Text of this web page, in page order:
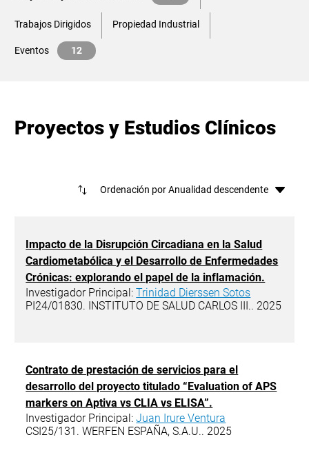
Trabajos Dirigidos Propiedad Industrial
Eventos 12
Proyectos y Estudios Clínicos
Impacto de la Disrupción Circadiana en la Salud
Cardiometabólica y el Desarrollo de Enfermedades
Crónicas: explorando el papel de la inflamación.
Investigador Principal:Trinidad Dierssen Sotos
PI24/01830. INSTITUTO DE SALUD CARLOS III.. 2025
Contrato de prestación de servicios para el
desarrollo del proyecto titulado “Evaluation of APS
markers on Aptiva vs CLIA vs ELISA”.
Investigador Principal:Juan Irure Ventura
CSI25/131. WERFEN ESPAÑA, S.A.U.. 2025